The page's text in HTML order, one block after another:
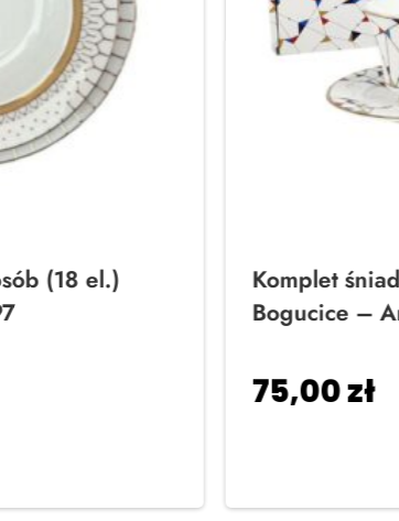
(18 el.)
Komplet
Bogucice –
75,00zł